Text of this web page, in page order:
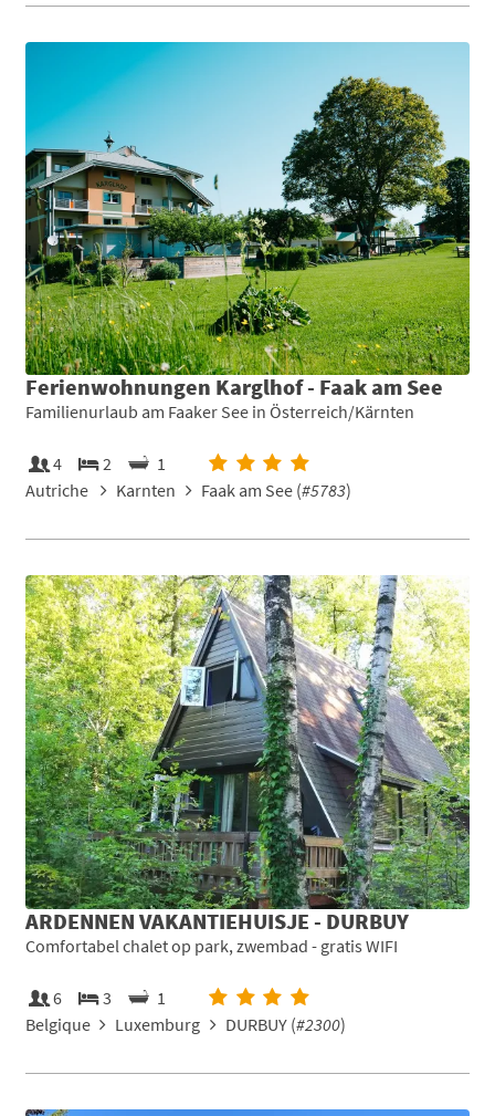
Ferienwohnungen Karglhof - Faak am See
Familienurlaub am Faaker See in Österreich/Kärnten
4 2
1
Autriche
Karnten Faak am See (#5783)
ARDENNEN VAKANTIEHUISJE - DURBUY
Comfortabel chalet op park, zwembad - gratis WIFI
6 3
1
Belgique
Luxemburg DURBUY (#2300)